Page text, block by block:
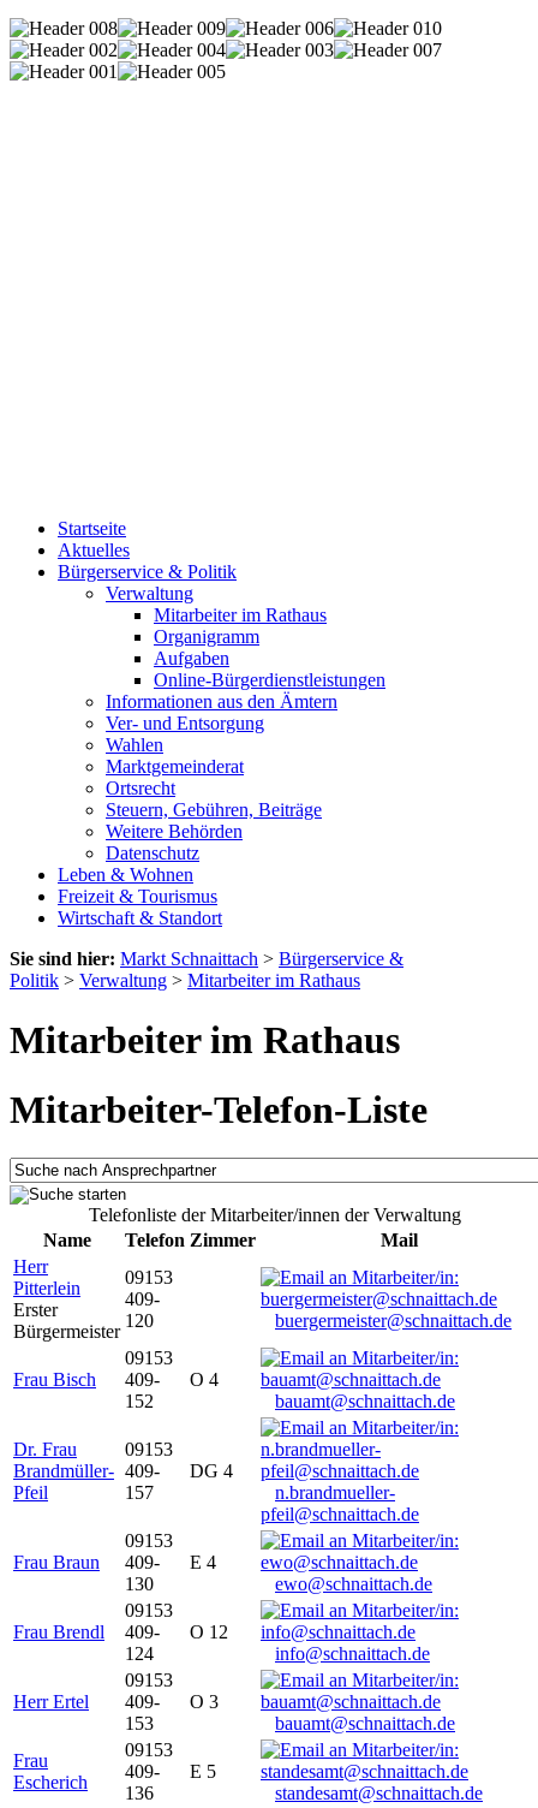
Startseite
Aktuelles
Bürgerservice & Politik
Verwaltung
Mitarbeiter im Rathaus
Organigramm
Aufgaben
Online-Bürgerdienstleistungen
Informationen aus den Ämtern
Ver- und Entsorgung
Wahlen
Marktgemeinderat
Ortsrecht
Steuern, Gebühren, Beiträge
Weitere Behörden
Datenschutz
Leben & Wohnen
Freizeit & Tourismus
Wirtschaft & Standort
Sie sind hier: Markt Schnaittach > Bürgerservice &
Politik > Verwaltung > Mitarbeiter im Rathaus
Mitarbeiter im Rathaus
Mitarbeiter-Telefon-Liste
Telefonliste der Mitarbeiter/innen der Verwaltung
Name
Telefon Zimmer
Mail
Herr
Pitterlein
Erster
Bürgermeister
09153
409-
120
buergermeister@schnaittach.de
Frau Bisch
09153
409-
152
O 4
bauamt@schnaittach.de
Dr. Frau
Brandmüller-
Pfeil
09153
409-
157
DG 4
n.brandmueller-
pfeil@schnaittach.de
Frau Braun
09153
409-
130
E 4
ewo@schnaittach.de
Frau Brendl
09153
409-
124
O 12
info@schnaittach.de
Herr Ertel
09153
409-
153
O 3
bauamt@schnaittach.de
Frau
Escherich
09153
409-
136
E 5
standesamt@schnaittach.de